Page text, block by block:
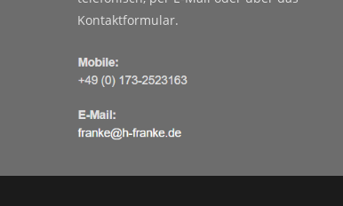
Kontaktformular.